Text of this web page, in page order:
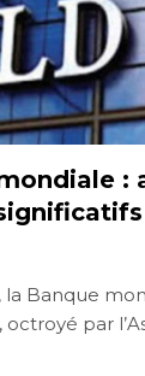
la Banque
octroyé par